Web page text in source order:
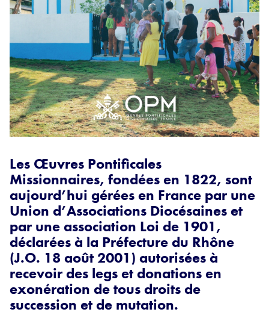
Les Œuvres Pontificales
Missionnaires, fondées en 1822, sont
aujourd’hui gérées en France par une
Union d’Associations Diocésaines et
par une association Loi de 1901,
déclarées à la Préfecture du Rhône
(J.O. 18 août 2001) autorisées à
recevoir des legs et donations en
exonération de tous droits de
succession et de mutation.